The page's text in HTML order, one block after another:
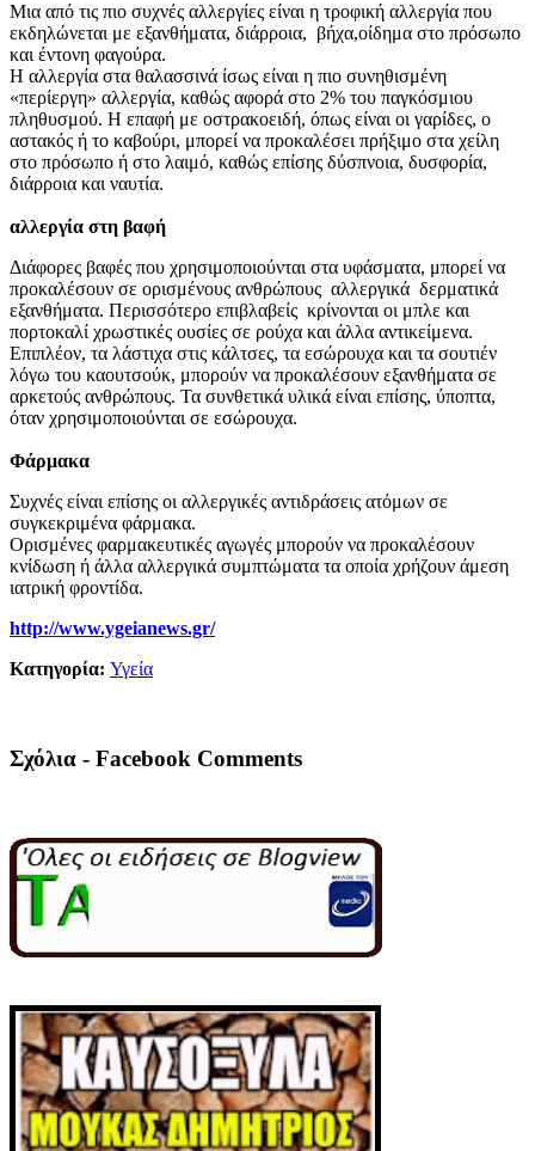
Μια από τις πιο συχνές αλλεργίες είναι η τροφική αλλεργία που
εκδηλώνεται με εξανθήματα, διάρροια, βήχα,οίδημα στο πρόσωπο
και έντονη φαγούρα.
Η αλλεργία στα θαλασσινά ίσως είναι η πιο συνηθισμένη
«περίεργη» αλλεργία, καθώς αφορά στο 2% του παγκόσμιου
πληθυσμού. Η επαφή με οστρακοειδή, όπως είναι οι γαρίδες, ο
αστακός ή το καβούρι, μπορεί να προκαλέσει πρήξιμο στα χείλη
στο πρόσωπο ή στο λαιμό, καθώς επίσης δύσπνοια, δυσφορία,
διάρροια και ναυτία.
αλλεργία στη βαφή
Διάφορες βαφές που χρησιμοποιούνται στα υφάσματα, μπορεί να
προκαλέσουν σε ορισμένους ανθρώπους αλλεργικά δερματικά
εξανθήματα. Περισσότερο επιβλαβείς κρίνονται οι μπλε και
πορτοκαλί χρωστικές ουσίες σε ρούχα και άλλα αντικείμενα.
Επιπλέον, τα λάστιχα στις κάλτσες, τα εσώρουχα και τα σουτιέν
λόγω του καουτσούκ, μπορούν να προκαλέσουν εξανθήματα σε
αρκετούς ανθρώπους. Τα συνθετικά υλικά είναι επίσης, ύποπτα,
όταν χρησιμοποιούνται σε εσώρουχα.
Φάρμακα
Συχνές είναι επίσης οι αλλεργικές αντιδράσεις ατόμων σε
συγκεκριμένα φάρμακα.
Ορισμένες φαρμακευτικές αγωγές μπορούν να προκαλέσουν
κνίδωση ή άλλα αλλεργικά συμπτώματα τα οποία χρήζουν άμεση
ιατρική φροντίδα.
http://www.ygeianews.gr/
Κατηγορία: Υγεία
Σχόλια - Facebook Comments